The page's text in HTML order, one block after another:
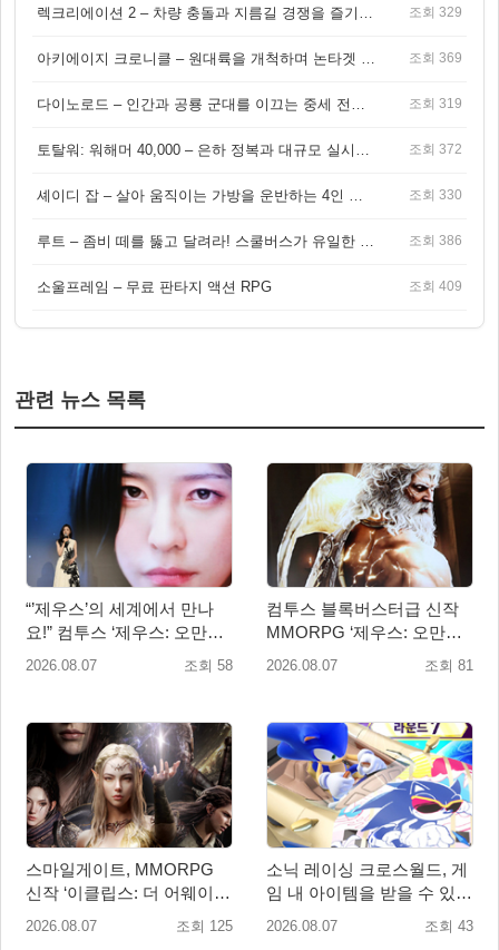
조회 329
조회 369
조회 319
조회 372
조회 330
조회 386
소울프레임 – 무료 판타지 액션 RPG 조회 409
관련 뉴스 목록
“’제우스’의 세계에서 만나
요!” 컴투스 ‘제우스: 오만의
신’ 쇼케이스 찾은 배우 박지
2026.08.07 조회 58
컴투스 블록버스터급 신작
MMORPG ‘제우스: 오만의
신’, 8월 26일 출시!
2026.08.07 조회 81
스마일게이트, MMORPG
신작 ‘이클립스: 더 어웨이크
닝’ 9월 10일 론칭!
2026.08.07 조회 125
소닉 레이싱 크로스월드, 게
임 내 아이템을 받을 수 있는
‘레전드 대회 라운드 7’ 개최!
2026.08.07 조회 43